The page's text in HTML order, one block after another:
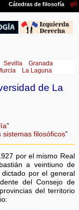
Sevilla
Granada
La Laguna
de La
”
filosóficos”
por el mismo Real
a veintiuno de
por el general
del Consejo de
del territorio